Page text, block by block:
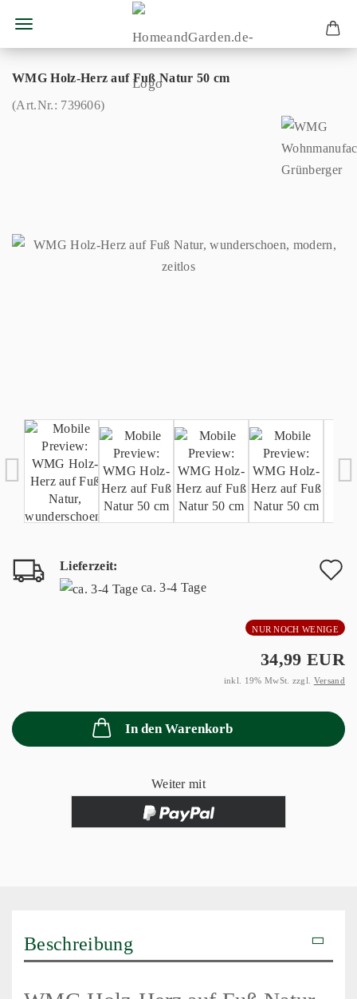
WMG Holz-Herz auf Fuß Natur 50 cm
(Art.Nr.: 739606)
Lieferzeit:
ca. 3-4 Tage
NUR NOCH WENIGE
34,99 EUR
inkl. 19% MwSt. zzgl. Versand
In den Warenkorb
Weiter mit
Beschreibung